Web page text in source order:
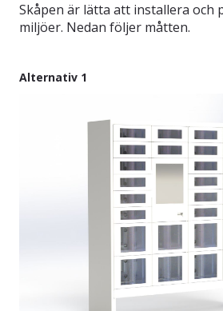
Skåpen är lätta att installera och
miljöer. Nedan följer måtten.
Alternativ 1